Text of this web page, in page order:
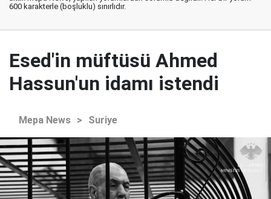
600 karakterle (boşluklu) sınırlıdır.
Esed'in müftüsü Ahmed
Hassun'un idamı istendi
Mepa News > Suriye